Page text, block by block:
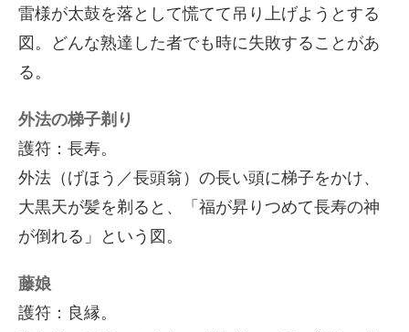
雷様が太鼓を落として慌てて吊り上げようとする
図。どんな熟達した者でも時に失敗することがあ
る。
外法の梯子剃り
護符：長寿。
外法（げほう／長頭翁）の長い頭に梯子をかけ、
大黒天が髪を剃ると、「福が昇りつめて長寿の神
が倒れる」という図。
藤娘
護符：良縁。